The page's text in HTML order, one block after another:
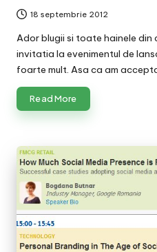
18 septembrie 2012
Ador blugii si toate hainele din
invitatia la evenimentul de
foarte mult. Asa ca am
Read More